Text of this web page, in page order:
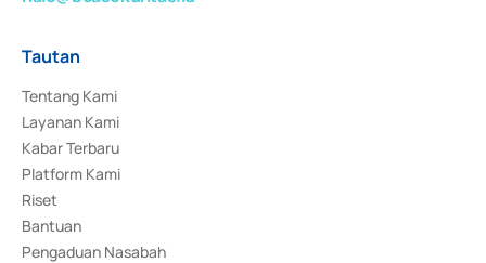
Tautan
Tentang Kami
Layanan Kami
Kabar Terbaru
Platform Kami
Riset
Bantuan
Pengaduan Nasabah